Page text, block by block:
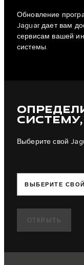
Обновление
Jaguar дает вам
сервисам вашей
системы.
Выберите свой
ВЫБЕРИТЕ
ОТКРЫТЬ